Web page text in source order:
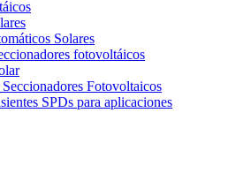
Solares
fotovoltáicos
Fotovoltaicos
SPDs para aplicaciones